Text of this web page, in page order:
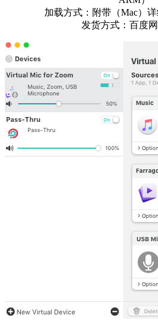
加载方式：附带（Mac）
发货方式：百度